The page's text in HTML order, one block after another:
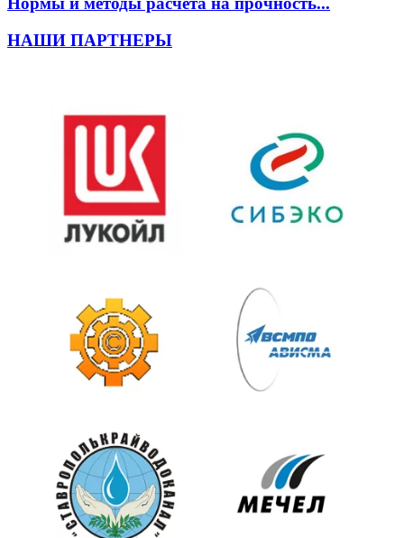
НАШИ ПАРТНЕРЫ